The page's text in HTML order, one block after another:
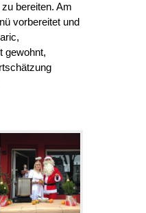
bereiten. Am
vorbereitet und
gewohnt,